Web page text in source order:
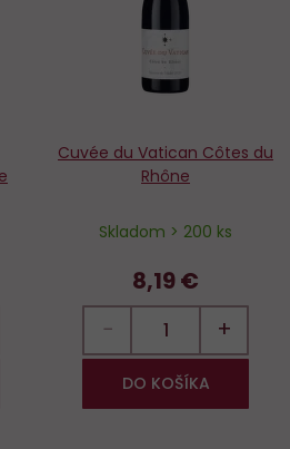
Cuvée du Vatican Côtes du
Rhône
Skladom > 200 ks
8,19 €
− +
DO KOŠÍKA